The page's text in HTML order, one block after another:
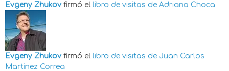
Evgeny Zhukov firmó el libro de visitas de Adriana Choca
Evgeny Zhukov firmó el libro de visitas de Juan Carlos
Martinez Correa